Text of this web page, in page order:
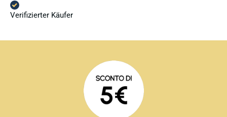
Verifizierter Käufer